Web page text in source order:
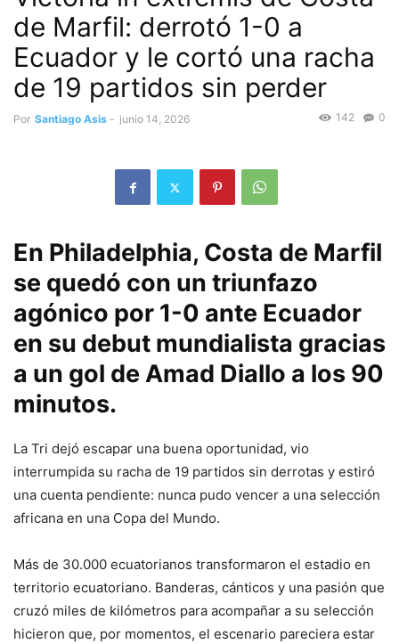
de Marfil: derrotó 1-0 a
Ecuador y le cortó una racha
de 19 partidos sin perder
Por Santiago Asis - junio 14, 2026 0
142
En Philadelphia, Costa de Marfil
se quedó con un triunfazo
agónico por 1-0 ante Ecuador
en su debut mundialista gracias
a un gol de Amad Diallo a los 90
minutos.
La Tri dejó escapar una buena oportunidad, vio
interrumpida su racha de 19 partidos sin derrotas y estiró
una cuenta pendiente: nunca pudo vencer a una selección
africana en una Copa del Mundo.
Más de 30.000 ecuatorianos transformaron el estadio en
territorio ecuatoriano. Banderas, cánticos y una pasión que
cruzó miles de kilómetros para acompañar a su selección
hicieron que, por momentos, el escenario pareciera estar